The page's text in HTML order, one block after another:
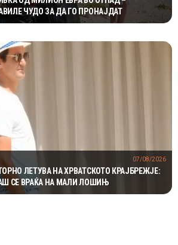
ЧУДО ЗА ДА ГО ПРОНАЈДАТ
ЛЕТУВА НА ХРВАТСКОТО КРАЈБРЕЖЈЕ:
СЕ ВРАЌА НА МАЛИ ЛОШИЊ
07/08/2026